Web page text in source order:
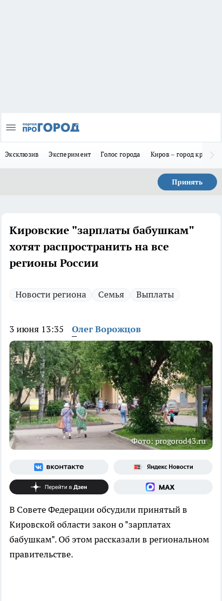
Эксклюзив Эксперимент Голос города Киров – город
Принять
Кировские "зарплаты бабушкам"
хотят распространить на все
регионы России
Новости региона Семья Выплаты
3 июня 13:35 Олег Ворожцов
Фото: progorod43.ru
В Совете Федерации обсудили принятый в
Кировской области закон о "зарплатах
бабушкам". Об этом рассказали в региональном
правительстве.